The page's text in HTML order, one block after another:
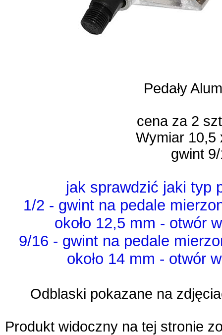
Pedały
cena za 2
Wymiar 10,5
gwint
jak sprawdzić jaki typ
1/2 - gwint na pedale
około 12,5 mm - otwór
9/16 - gwint na pedale
około 14 mm - otwór
Odblaski pokazane na
Produkt widoczny na tej stronie